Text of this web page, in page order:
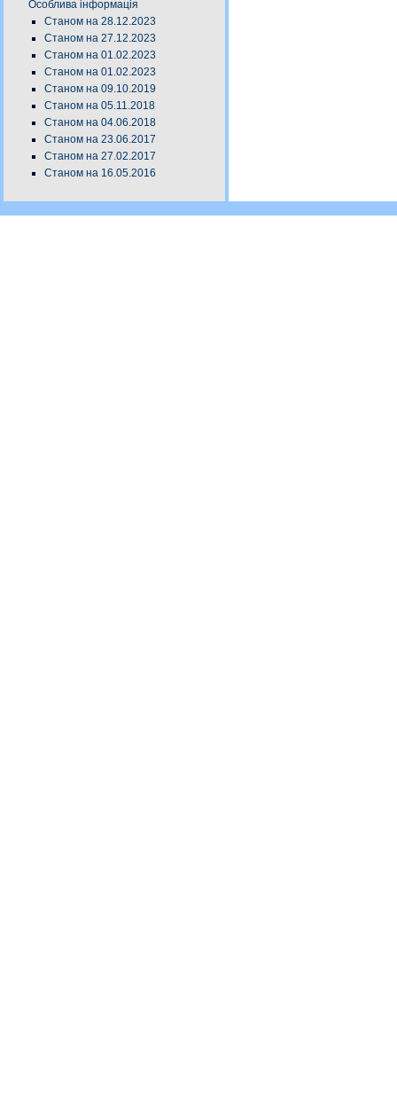
Особлива інформація
Станом на 28.12.2023
Станом на 27.12.2023
Станом на 01.02.2023
Станом на 01.02.2023
Станом на 09.10.2019
Станом на 05.11.2018
Станом на 04.06.2018
Станом на 23.06.2017
Станом на 27.02.2017
Станом на 16.05.2016